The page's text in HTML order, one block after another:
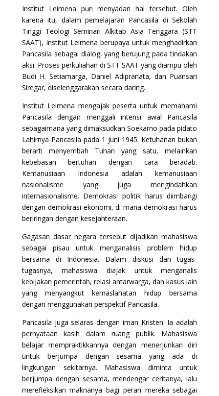
Institut Leimena pun menyadari hal tersebut. Oleh
karena itu, dalam pemelajaran Pancasila di Sekolah
Tinggi Teologi Seminari Alkitab Asia Tenggara (STT
SAAT), Institut Leimena berupaya untuk menghadirkan
Pancasila sebagai dialog, yang berujung pada tindakan
aksi. Proses perkuliahan di STT SAAT yang diampu oleh
Budi H. Setiamarga, Daniel Adipranata, dan Puansari
Siregar, diselenggarakan secara daring.
Institut Leimena mengajak peserta untuk memahami
Pancasila dengan menggali intensi awal Pancasila
sebagaimana yang dimaksudkan Soekarno pada pidato
Lahirnya Pancasila pada 1 Juni 1945. Ketuhanan bukan
berarti menyembah Tuhan yang satu, melainkan
kebebasan bertuhan dengan cara beradab.
Kemanusiaan Indonesia adalah kemanusiaan
nasionalisme yang juga mengindahkan
internasionalisme. Demokrasi politik harus diimbangi
dengan demokrasi ekonomi, di mana demokrasi harus
beriringan dengan kesejahteraan.
Gagasan dasar negara tersebut dijadikan mahasiswa
sebagai pisau untuk menganalisis problem hidup
bersama di Indonesia. Dalam diskusi dan tugas-
tugasnya, mahasiswa diajak untuk menganalis
kebijakan pemerintah, relasi antarwarga, dan kasus lain
yang menyangkut kemaslahatan hidup bersama
dengan menggunakan perspektif Pancasila.
Pancasila juga selaras dengan iman Kristen. Ia adalah
pernyataan kasih dalam ruang publik. Mahasiswa
belajar mempraktikkannya dengan menerjunkan diri
untuk berjumpa dengan sesama yang ada di
lingkungan sekitarnya. Mahasiswa diminta untuk
berjumpa dengan sesama, mendengar ceritanya, lalu
merefleksikan maknanya bagi peran mereka sebagai